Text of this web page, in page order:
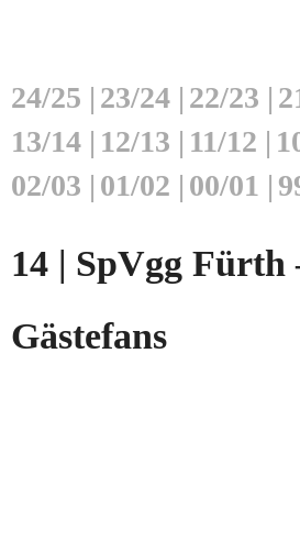
24/25 | 23/24 | 22/23 |
13/14 | 12/13 | 11/12 |
02/03 | 01/02 | 00/01 |
14 | SpVgg Fürth
Gästefans